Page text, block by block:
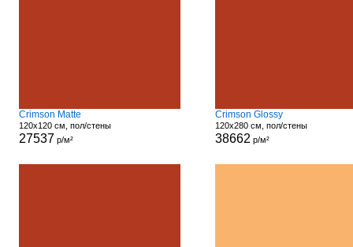
Crimson Matte
120x120 см, пол/стены
27537 р/м²
Crimson Glossy
120x280 см, пол/стены
38662 р/м²